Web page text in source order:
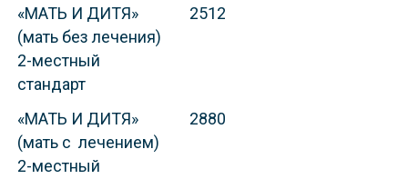
«МАТЬ И ДИТЯ»
(мать без лечения)
2-местный
стандарт
2512
«МАТЬ И ДИТЯ»
(мать с лечением)
2-местный
2880